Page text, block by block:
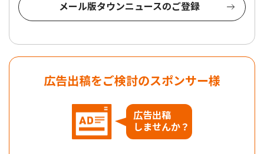
メール版タウンニュースのご登録
広告出稿をご検討のスポンサー様
広告出稿
しませんか？